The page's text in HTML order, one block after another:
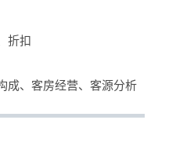
折扣
成、客房经营、客源分析